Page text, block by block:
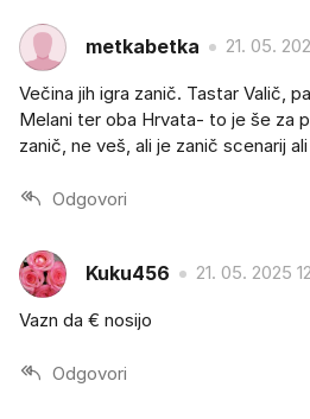
metkabetka 21. 05.
Večina jih igra zanič. Tastar Valič,
Melani ter oba Hrvata- to je še za
zanič, ne veš, ali je zanič scenarij
Odgovori
Kuku456 21. 05. 2025
Vazn da € nosijo
Odgovori